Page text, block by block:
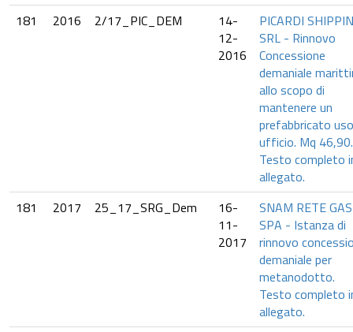
181
2016 2/17_PIC_DEM
14-
12-
2016
PICARDI
SRL - Rinnovo
Concessione
demaniale
allo scopo di
mantenere un
prefabbricato uso
ufficio. Mq 46,90.
Testo completo
allegato.
181
2017 25_17_SRG_Dem
16-
11-
2017
SNAM RETE GAS
SPA - Istanza di
rinnovo
demaniale per
metanodotto.
Testo completo
allegato.